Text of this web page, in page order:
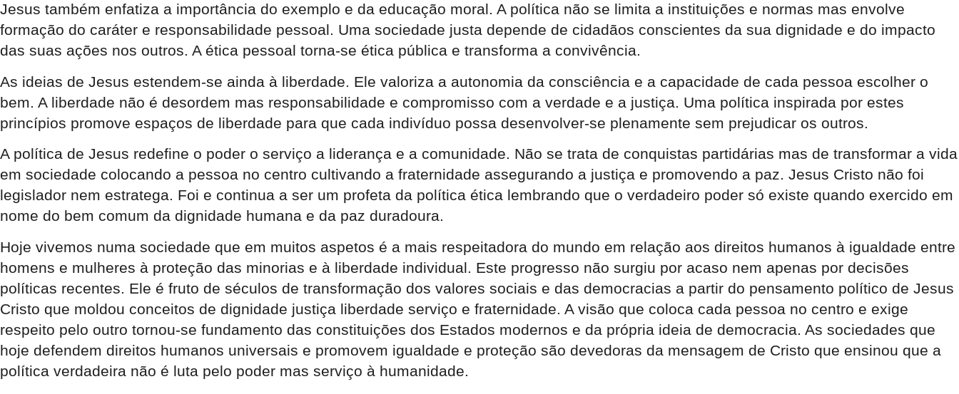
Jesus também enfatiza a importância do exemplo e da educação moral. A política não se limita a instituições e normas mas envolve
formação do caráter e responsabilidade pessoal. Uma sociedade justa depende de cidadãos conscientes da sua dignidade e do impacto
das suas ações nos outros. A ética pessoal torna-se ética pública e transforma a convivência.
As ideias de Jesus estendem-se ainda à liberdade. Ele valoriza a autonomia da consciência e a capacidade de cada pessoa escolher o
bem. A liberdade não é desordem mas responsabilidade e compromisso com a verdade e a justiça. Uma política inspirada por estes
princípios promove espaços de liberdade para que cada indivíduo possa desenvolver-se plenamente sem prejudicar os outros.
A política de Jesus redefine o poder o serviço a liderança e a comunidade. Não se trata de conquistas partidárias mas de transformar a vida
em sociedade colocando a pessoa no centro cultivando a fraternidade assegurando a justiça e promovendo a paz. Jesus Cristo não foi
legislador nem estratega. Foi e continua a ser um profeta da política ética lembrando que o verdadeiro poder só existe quando exercido em
nome do bem comum da dignidade humana e da paz duradoura.
Hoje vivemos numa sociedade que em muitos aspetos é a mais respeitadora do mundo em relação aos direitos humanos à igualdade entre
homens e mulheres à proteção das minorias e à liberdade individual. Este progresso não surgiu por acaso nem apenas por decisões
políticas recentes. Ele é fruto de séculos de transformação dos valores sociais e das democracias a partir do pensamento político de Jesus
Cristo que moldou conceitos de dignidade justiça liberdade serviço e fraternidade. A visão que coloca cada pessoa no centro e exige
respeito pelo outro tornou-se fundamento das constituições dos Estados modernos e da própria ideia de democracia. As sociedades que
hoje defendem direitos humanos universais e promovem igualdade e proteção são devedoras da mensagem de Cristo que ensinou que a
política verdadeira não é luta pelo poder mas serviço à humanidade.